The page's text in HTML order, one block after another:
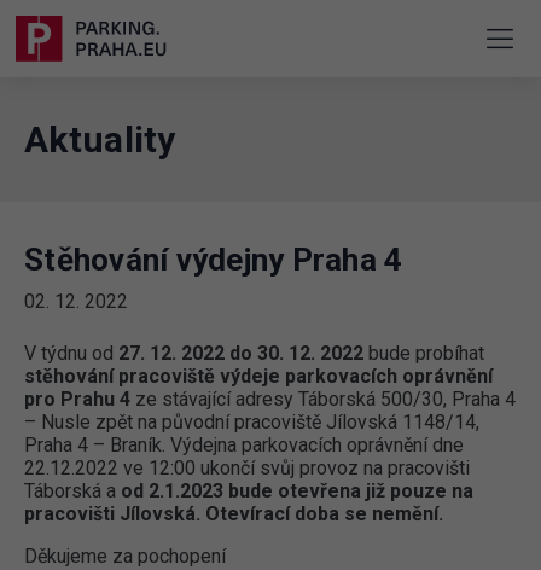
Aktuality
Stěhování výdejny Praha 4
02. 12. 2022
V týdnu od 27. 12. 2022 do 30. 12. 2022 bude probíhat
stěhování pracoviště výdeje parkovacích oprávnění
pro Prahu 4 ze stávající adresy Táborská 500/30, Praha 4
– Nusle zpět na původní pracoviště Jílovská 1148/14,
Praha 4 – Braník. Výdejna parkovacích oprávnění dne
22.12.2022 ve 12:00 ukončí svůj provoz na pracovišti
Táborská a od 2.1.2023 bude otevřena již pouze na
pracovišti Jílovská. Otevírací doba se nemění.
Děkujeme za pochopení